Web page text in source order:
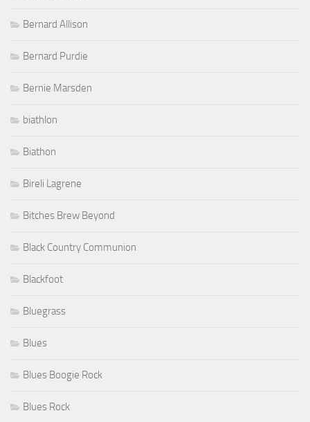
Bernard Allison
Bernard Purdie
Bernie Marsden
biathlon
Biathon
Bireli Lagrene
Bitches Brew Beyond
Black Country Communion
Blackfoot
Bluegrass
Blues
Blues Boogie Rock
Blues Rock